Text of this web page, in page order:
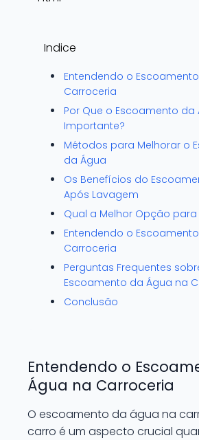
Indice
Entendendo o
Carroceria
Por Que o Escoamento da
Importante?
Métodos para Melhorar o
da Água
Os Benefícios do
Após Lavagem
Qual a Melhor Opção para
Entendendo o
Carroceria
Perguntas Frequentes
Escoamento da Água na
Conclusão
Entendendo o
Água na Carroceria
O escoamento da água na
carro é um aspecto crucial